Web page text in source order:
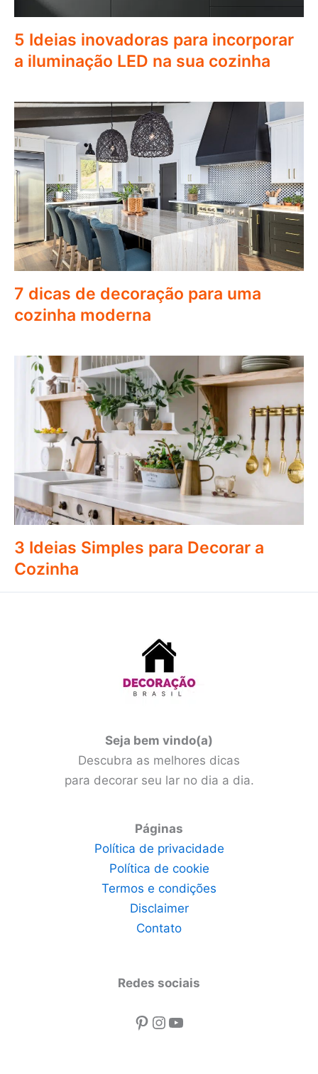
5 Ideias inovadoras para incorporar
a iluminação LED na sua cozinha
7 dicas de decoração para uma
cozinha moderna
3 Ideias Simples para Decorar a
Cozinha
Seja bem vindo(a)
Descubra as melhores dicas
para decorar seu lar no dia a dia.
Páginas
Política de privacidade
Política de cookie
Termos e condições
Disclaimer
Contato
Redes sociais
Pinterest
Instagram
Youtube